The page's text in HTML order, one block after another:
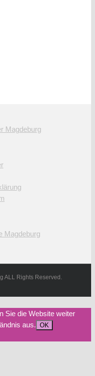
ALL Rights Reserved.
Sie die Website weiter
aus. OK